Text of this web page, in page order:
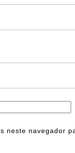
neste navegador